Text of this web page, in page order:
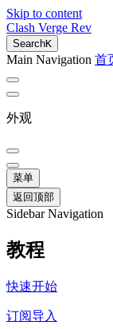
Skip to content
Clash Verge Rev
SearchK
Main Navigation 首
外观
菜单
返回顶部
Sidebar Navigation
教程
快速开始
订阅导入